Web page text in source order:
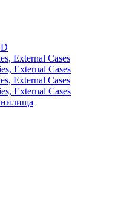
External Cases
External Cases
External Cases
External Cases